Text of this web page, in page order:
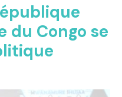
du Congo se